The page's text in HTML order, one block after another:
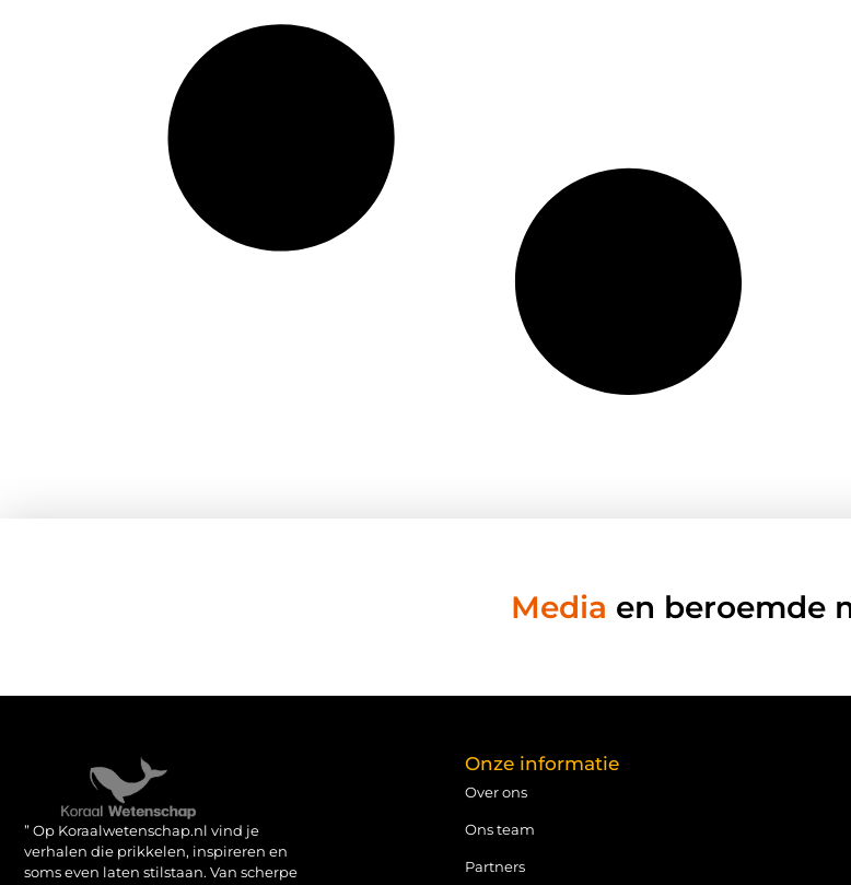
Media en beroemde
” Op Koraalwetenschap.nl vind je
verhalen die prikkelen, inspireren en
soms even laten stilstaan. Van scherpe
Onze informatie
Over ons
Ons team
Partners